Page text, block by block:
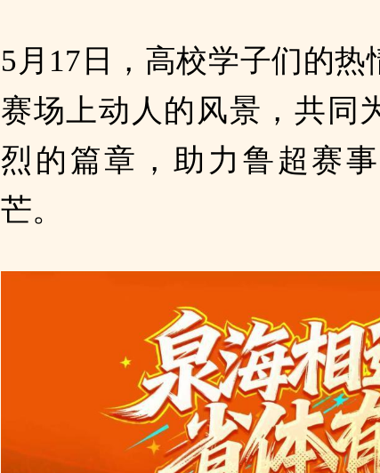
5月17日，高校学子们的热
赛场上动人的风景，共同
烈的篇章，助力鲁超赛
芒。